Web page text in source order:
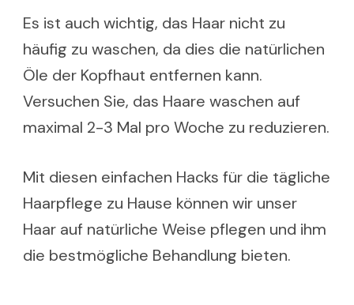
Es ist auch wichtig, das Haar nicht zu
häufig zu waschen, da dies die natürlichen
Öle der Kopfhaut entfernen kann.
Versuchen Sie, das Haare waschen auf
maximal 2-3 Mal pro Woche zu reduzieren.
Mit diesen einfachen Hacks für die tägliche
Haarpflege zu Hause können wir unser
Haar auf natürliche Weise pflegen und ihm
die bestmögliche Behandlung bieten.